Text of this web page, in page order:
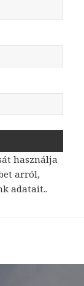
használja
arról,
adatait..